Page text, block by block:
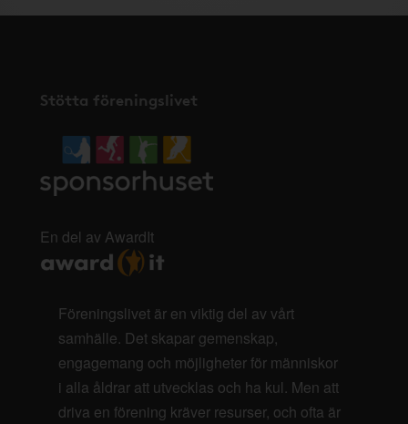
Stötta föreningslivet
En del av AwardIt
Föreningslivet är en viktig del av vårt
samhälle. Det skapar gemenskap,
engagemang och möjligheter för människor
i alla åldrar att utvecklas och ha kul. Men att
driva en förening kräver resurser, och ofta är